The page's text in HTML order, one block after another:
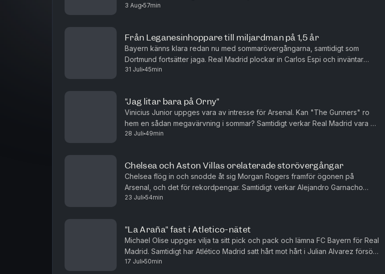
Management" har rätt eller fel så kan alla se att agenturen R...
3 Aug 57min
Från Leganesinhoppare till miljardman på 1,5 år
Bayern känns klara redan nu med sommarövergångarna, samtidigt som
Dortmund fortsätter jaga. Real Madrid plockar in Carlos Espi och inväntar
både Yan Diomande och Rodri. Men hur bra är egentligen denne...
31 Juli 45min
"Jag litar bara på Orny"
Vinicius Junior uppges vara av intresse för Arsenal. Kan "The Gunners" ro
hem en sådan megavärvning i sommar? Samtidigt verkar Real Madrid vara på
väg att värva Yan Diomande framför ögonen på PSG. Äve...
28 Juli 49min
Chelsea och Aston Villas orelaterade storövergångar
Chelsea flög in och snodde åt sig Morgan Rogers framför ögonen på
Arsenal, och det för rekordpengar. Samtidigt verkar Alejandro Garnacho
flytta i motsatt riktning till Aston Villa, givetvis utan någon...
23 Juli 54min
"La Araña" fast i Atletico-nätet
Michael Olise uppges vilja ta sitt pick och pack och lämna FC Bayern för Real
Madrid. Samtidigt har Atlético Madrid satt hårt mot hårt i Julian Alvarez försök
att flytta till Barcelona. Arsenal värvar...
17 Juli 50min